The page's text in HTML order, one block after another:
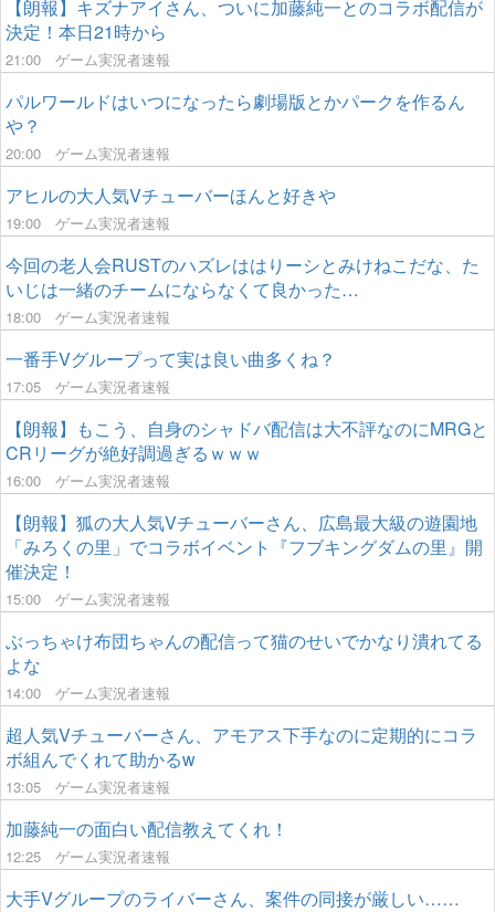
【朗報】キズナアイさん、ついに加藤純一とのコラボ配信が
決定！本日21時から
21:00 ゲーム実況者速報
パルワールドはいつになったら劇場版とかパークを作るん
や？
20:00 ゲーム実況者速報
アヒルの大人気Vチューバーほんと好きや
19:00 ゲーム実況者速報
今回の老人会RUSTのハズレははりーシとみけねこだな、た
いじは一緒のチームにならなくて良かった…
18:00 ゲーム実況者速報
一番手Vグループって実は良い曲多くね？
17:05 ゲーム実況者速報
【朗報】もこう、自身のシャドバ配信は大不評なのにMRGと
CRリーグが絶好調過ぎるｗｗｗ
16:00 ゲーム実況者速報
【朗報】狐の大人気Vチューバーさん、広島最大級の遊園地
「みろくの里」でコラボイベント『フブキングダムの里』開
催決定！
15:00 ゲーム実況者速報
ぶっちゃけ布団ちゃんの配信って猫のせいでかなり潰れてる
よな
14:00 ゲーム実況者速報
超人気Vチューバーさん、アモアス下手なのに定期的にコラ
ボ組んでくれて助かるw
13:05 ゲーム実況者速報
加藤純一の面白い配信教えてくれ！
12:25 ゲーム実況者速報
大手Vグループのライバーさん、案件の同接が厳しい……